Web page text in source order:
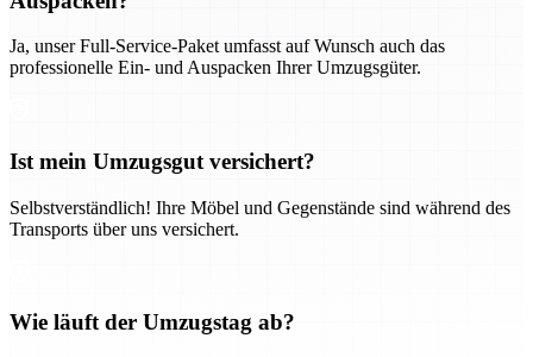
Ja, unser Full-Service-Paket umfasst auf Wunsch auch das
professionelle Ein- und Auspacken Ihrer Umzugsgüter.
Ist mein Umzugsgut versichert?
Selbstverständlich! Ihre Möbel und Gegenstände sind während des
Transports über uns versichert.
Wie läuft der Umzugstag ab?